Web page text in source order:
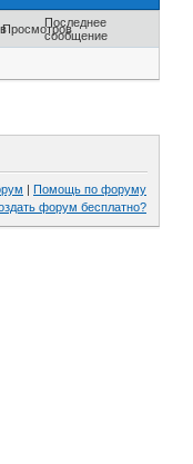
ПросмотровПоследнее
сообщение
Помощь по форуму